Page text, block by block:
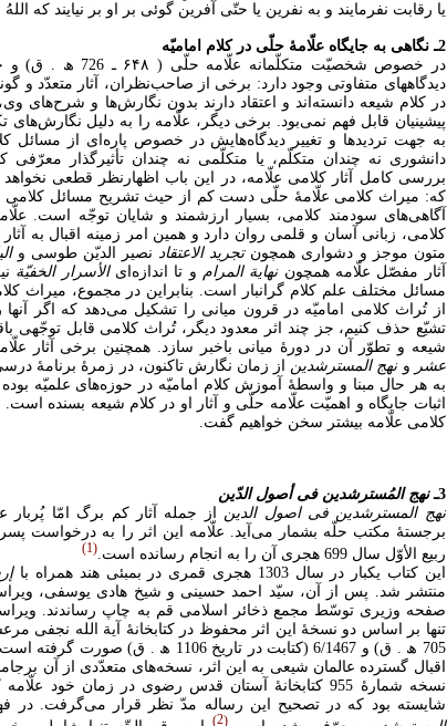
یا رقابت نفرمایند و به نفرین یا حتّی آفرین گوئی بر او بر نیایند که
2ـ نگاهی به جایگاه علّامۀ حلّی در کلام امامیّه
در خصوص شخصیّت
دیدگاههای متفاوتی وجود دارد: برخی از صاحب‌نظران، آثار متعدّد و
در کلام شیعه دانسته‌اند و اعتقاد دارند بدون نگارش‌ها و شرح‌های
پیشینیان قابل فهم نمی‌بود. برخی دیگر، علّامه را به دلیل نگارش‌های
به جهت تردیدها و تغییر دیدگاه‌هایش در خصوص پاره‌ای از مسائل
دانشوری نه چندان متکلّم، یا متکلّمی نه چندان تأثیرگذار
بررسی کامل آثار کلامی علّامه، در این باب اظهارنظر قطعی نخواهد
که: میراث کلامی علّامۀ حلّی دست کم از حیث تشریح مسائل کلامی و
آگاهی‌های سودمند کلامی، بسیار ارزشمند و شایان توجّه است.
کلامی، زبانی آسان و قلمی روان دارد و همین امر زمینه اقبال به
متون موجز و دشواری همچونتجرید الاعتقاد نصیر الدیّن طوسی و
آثار مفصّل علّامه همچوننهایة المرام و تا اندازه‌ای الأسرار الخفیّة
مسائل مختلف علم کلام گرانبار است. بنابراین در مجموع، میراث
از تُراث کلامی امامیّه در قرون میانی را تشکیل می‌دهد که اگر
تشیّع حذف کنیم، جز چند اثر معدود دیگر، تُراث کلامی قابل توجّهی
شیعه و تطوّر آن در دورۀ میانی باخبر سازد. همچنین برخی آثار
عشر ونهج المسترشدین
از زمان نگارش تاکنون، در زمرۀ برنامۀ
به هر حال مبنا و واسطۀ آموزش کلام امامیّه در حوزه‌های علمیّه
اثبات جایگاه و اهمیّت علّامه حلّی و آثار او در کلام شیعه بسنده
کلامی علّامه بیشتر سخن خواهیم گفت.
3ـ نهج المُسترشدین فی أصول الدّین
نهج المسترشدین فی اصول الدین
ربیع الأوّل سال 699 هجری آن را به انجام رسانده است.
1
این کتاب یکبار در سال 1303 هجری قمری در بمبئی هند همراه با
منتشر شد. پس از آن، سیّد احمد حسینی و شیخ هادی یوسفی،
صفحه وزیری توسّط مجمع ذخائر اسلامی قم به چاپ رساندند.
705 ھ . ق) و 6/1467 (کتابت در تاریخ
اقبال گسترده عالمان شیعی به این اثر، نسخه‌های متعدّدی از آن
شایسته بود که در تصحیح این رساله مدّ نظر قرار می‌گرفت. در
2